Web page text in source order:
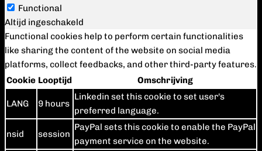
Functional
Altijd ingeschakeld
Functional cookies help to perform certain functionalities
like sharing the content of the website on social media
platforms, collect feedbacks, and other third-party features.
Cookie Looptijd Omschrijving
LANG 9 hours
Linkedin set this cookie to set user's
preferred language.
nsid session
PayPal sets this cookie to enable the PayPal
payment service on the website.